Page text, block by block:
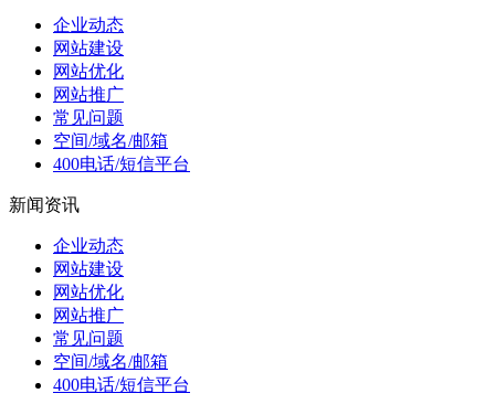
企业动态
网站建设
网站优化
网站推广
常见问题
空间/域名/邮箱
400电话/短信平台
新闻资讯
企业动态
网站建设
网站优化
网站推广
常见问题
空间/域名/邮箱
400电话/短信平台